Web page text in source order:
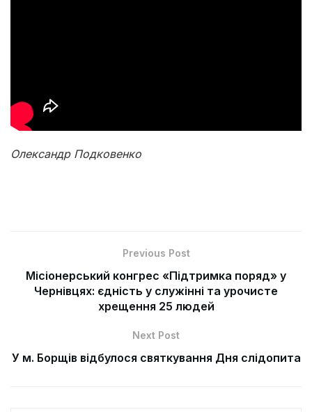
Олександр Подковенко
Previous Post
Місіонерський конгрес «Підтримка поряд» у
Чернівцях: єдність у служінні та урочисте
хрещення 25 людей
Next Post
У м. Борщів відбулося святкування Дня слідопита